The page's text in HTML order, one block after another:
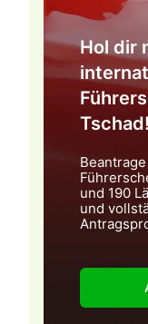
Hol dir
Tschad!
und 190
und